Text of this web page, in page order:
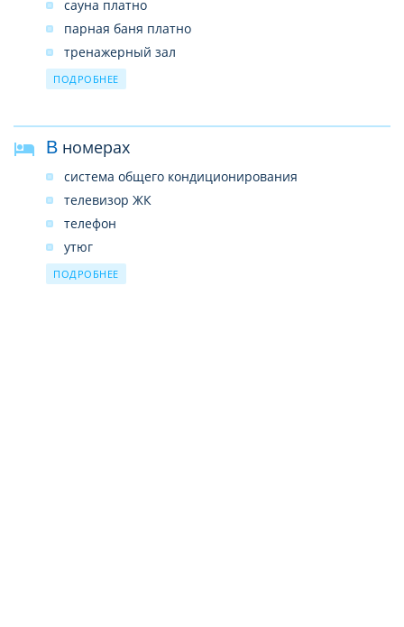
сауна платно
парная баня платно
тренажерный зал
настольный теннис
бильярд
поле для мини-футбола
банный комплекс
ПОДРОБНЕЕ
В номерах
система общего кондиционирования
телевизор ЖК
телефон
утюг
холодильник
ПОДРОБНЕЕ